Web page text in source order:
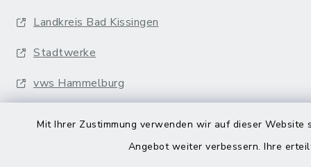
Mit Ihrer Zustimmung verwenden wir auf dieser
Angebot weiter verbessern. Ihre
Landkreis Bad Kissingen
Stadtwerke
vws Hammelburg